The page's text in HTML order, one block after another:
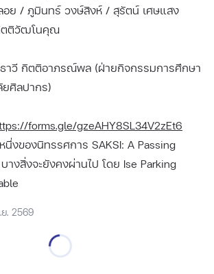
/ ภูมินทร์ วงษ์สิงห์ / สุรัตน์ เศษแสง
ติวัฒโนคุณ
าวี กิตติอาภรณ์พล (ฝ่ายกิจกรรมการศึกษา
ศิลปากร)
forms.gle/gzeAHY8SL34V2zEt6
งของนิทรรศการ SAKSI: A Passing
งสิ่งจะยังคงผ่านไป โดย Ise Parking
. 2569